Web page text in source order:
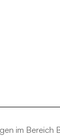
im